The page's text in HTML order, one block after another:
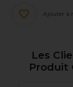
Ajouter à
Les
Produit